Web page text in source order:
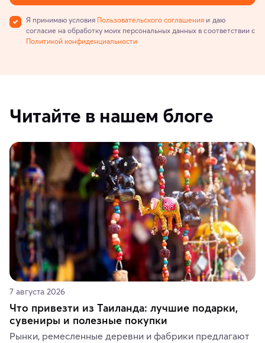
Я принимаю условия Пользовательского соглашения и даю
согласие на обработку моих персональных данных в соответствии с
Политикой конфиденциальности
Читайте в нашем блоге
7 августа 2026
Что привезти из Таиланда: лучшие подарки,
сувениры и полезные покупки
Рынки, ремесленные деревни и фабрики предлагают